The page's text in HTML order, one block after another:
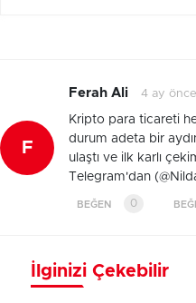
F
Ferah Ali 4 ay önce
Kripto para ticareti
durum adeta bir
ulaştı ve ilk karlı
Telegram'dan
BEĞEN 0
İlginizi Çekebilir